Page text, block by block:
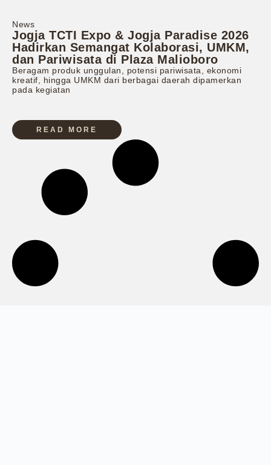
News
Jogja TCTI Expo & Jogja Paradise 2026
Hadirkan Semangat Kolaborasi, UMKM,
dan Pariwisata di Plaza Malioboro
Beragam produk unggulan, potensi pariwisata, ekonomi
kreatif, hingga UMKM dari berbagai daerah dipamerkan
pada kegiatan
READ MORE